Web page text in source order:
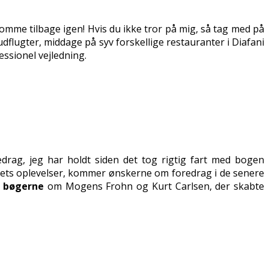
tilbage igen! Hvis du ikke tror på mig, så tag med på
middage på syv forskellige restauranter i Diafani
vejledning.
jeg har holdt siden det tog rigtig fart med bogen
oplevelser, kommer ønskerne om foredrag i de senere
om Mogens Frohn og Kurt Carlsen, der skabte